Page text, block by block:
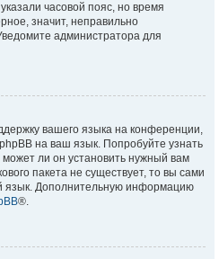
часовой пояс, но время
значит, неправильно
администратора для
вашего языка на конференции,
на ваш язык. Попробуйте узнать
ли он установить нужный вам
пакета не существует, то вы сами
язык. Дополнительную информацию
®.